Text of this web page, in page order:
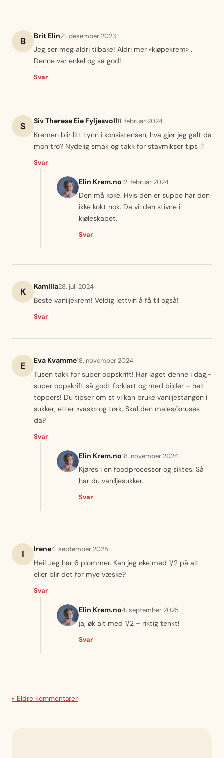
B Brit Elin21. desember 2023
Jeg ser meg aldri tilbake! Aldri mer «kjøpekrem» .
Denne var enkel og så god!
Svar
S Siv Therese Eie Fyljesvoll11. februar 2024
Kremen blir litt tynn i konsistensen, hva gjør jeg galt da
mon tro? Nydelig smak og takk for stavmikser tips
Svar
Elin Krem.no12. februar 2024
Den må koke. Hvis den er suppe har den
ikke kokt nok. Da vil den stivne i
kjøleskapet.
Svar
K Kamilla28. juli 2024
Beste vaniljekrem! Veldig lettvin å få til også!
Svar
E Eva Kvamme18. november 2024
Tusen takk for super oppskrift! Har laget denne i dag,-
super oppskrift så godt forklart og med bilder – helt
toppers! Du tipser om st vi kan bruke vaniljestangen i
sukker, etter «vask» og tørk. Skal den males/knuses
da?
Svar
Elin Krem.no18. november 2024
Kjøres i en foodprocessor og siktes. Så
har du vaniljesukker.
Svar
I Irene4. september 2025
Hei! Jeg har 6 plommer. Kan jeg øke med 1/2 på alt
eller blir det for mye væske?
Svar
Elin Krem.no4. september 2025
ja, øk alt med 1/2 – riktig tenkt!
Svar
« Eldre kommentarer